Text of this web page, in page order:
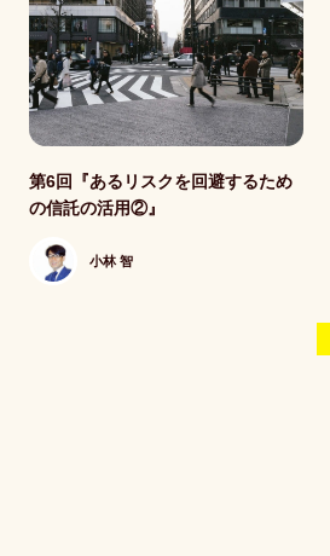
第6回『あるリスクを回避するため
の信託の活用②』
小林 智